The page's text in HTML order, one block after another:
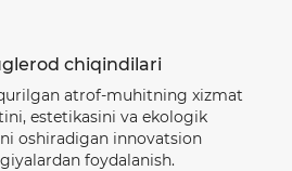
chiqindilari
atrof-muhitning xizmat
estetikasini va ekologik
oshiradigan innovatsion
foydalanish.